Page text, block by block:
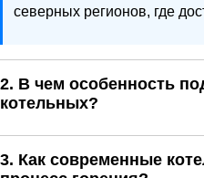
северных регионов, где
2. В чем особенность
котельных?
поэтому его подогревают
3. Как современные